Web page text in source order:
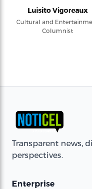
Luisito Vigoreaux
Cultural and
Columnist
Transparent news,
perspectives.
Enterprise